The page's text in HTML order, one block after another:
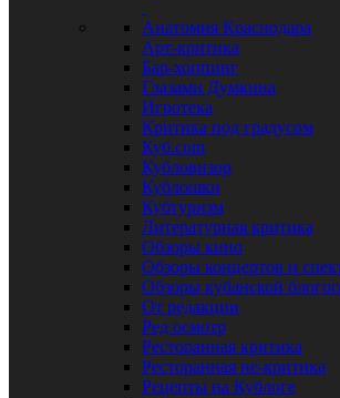
Анатомия Краснодара
Арт-критика
Бар-хоппинг
Глазами Думкина
Игротека
Критика под градусом
Куб.com
Кубловизор
Кублошки
Кубтуризм
Литературная критика
Обзоры кино
Обзоры концертов и
Обзоры кубанской
От редакции
Ред осмотр
Ресторанная критика
Ресторанная не-критика
Рецепты на Кублоге